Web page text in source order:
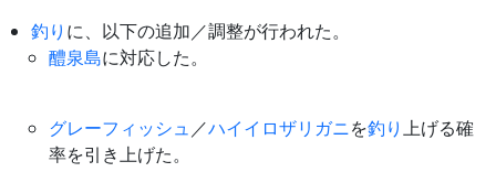
釣り に、以下の追加／調整が行われた。
醴泉島に対応した。
グレーフィッシュ ／ハイイロザリガニを釣り上げる確
率を引き上げた。